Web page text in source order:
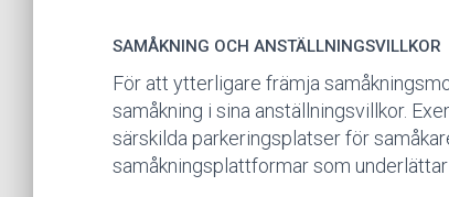
SAMÅKNING OCH ANSTÄLLNINGSVILLKOR
För att ytterligare främja
samåkning i sina anställningsvillkor.
särskilda parkeringsplatser för
samåkningsplattformar som